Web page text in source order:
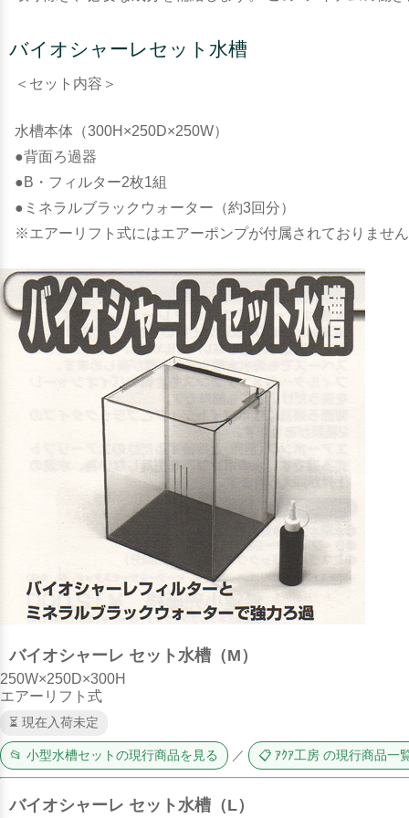
バイオシャーレセット水槽
＜セット内容＞
水槽本体（300H×250D×250W）
●背面ろ過器
●B・フィルター2枚1組
●ミネラルブラックウォーター（約3回分）
※エアーリフト式にはエアーポンプが付属されておりませ
バイオシャーレ セット水槽（M）
250W×250D×300H
エアーリフト式
⏳ 現在入荷未定
📂 小型水槽セットの現行商品を見る ／ 📋 ｱｸｱ工房 の現行商品一
バイオシャーレ セット水槽（L）